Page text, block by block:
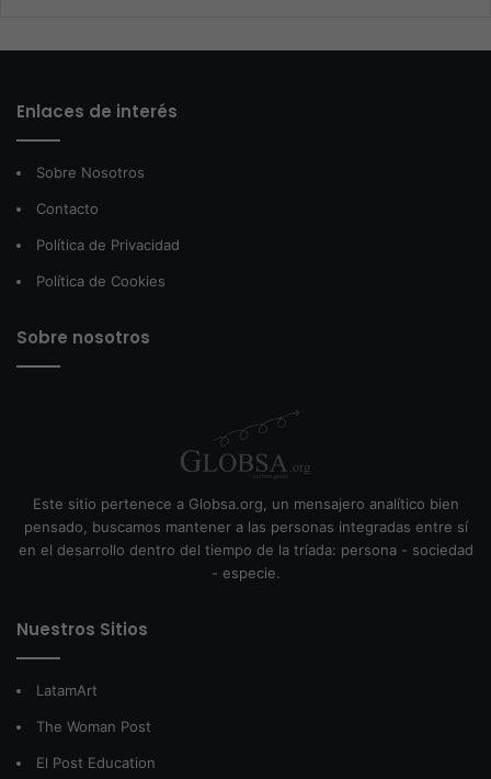
Enlaces de interés
Sobre Nosotros
Contacto
Política de Privacidad
Política de Cookies
Sobre nosotros
Este sitio pertenece a Globsa.org, un mensajero analítico bien
pensado, buscamos mantener a las personas integradas entre sí
en el desarrollo dentro del tiempo de la tríada: persona - sociedad
- especie.
Nuestros Sitios
LatamArt
The Woman Post
El Post Education